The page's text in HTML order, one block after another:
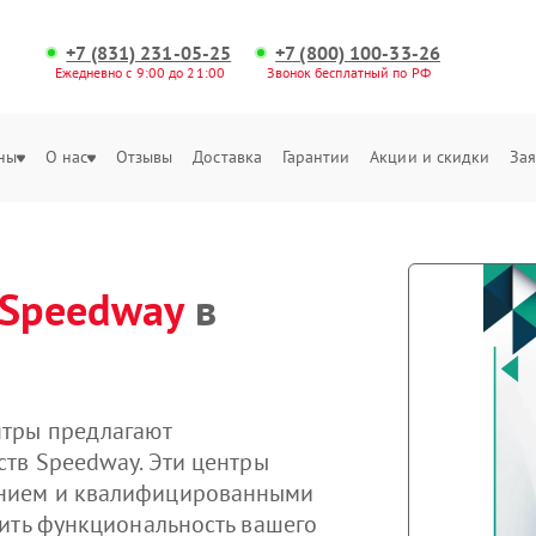
+7 (831) 231-05-25
Ежедневно с 9:00 до 21:00
+7 (800) 100-33-26
Звонок бесплатный по РФ
О нас Отзывы Доставка Гарантии Акции и скидки
в
предлагают
Speedway. Эти центры
и квалифицированными
функциональность вашего